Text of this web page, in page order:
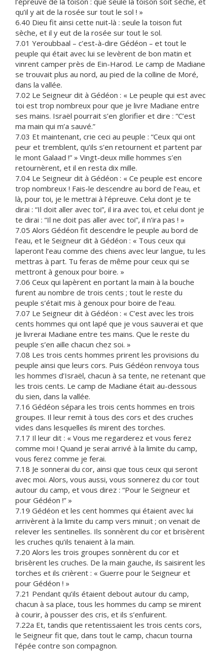
qu’il y ait de la rosée sur tout le sol ! »
6.40 Dieu fit ainsi cette nuit-là : seule la toison fut
sèche, et il y eut de la rosée sur tout le sol.
7.01 Yeroubbaal – c’est-à-dire Gédéon – et tout le
peuple qui était avec lui se levèrent de bon matin et
vinrent camper près de Ein-Harod. Le camp de Madiane
se trouvait plus au nord, au pied de la colline de Moré,
dans la vallée.
7.02 Le Seigneur dit à Gédéon : « Le peuple qui est avec
toi est trop nombreux pour que je livre Madiane entre
ses mains. Israël pourrait s’en glorifier et dire : “C’est
ma main qui m’a sauvé.”
7.03 Et maintenant, crie ceci au peuple : “Ceux qui ont
peur et tremblent, qu’ils s’en retournent et partent par
le mont Galaad !” » Vingt-deux mille hommes s’en
retournèrent, et il en resta dix mille.
7.04 Le Seigneur dit à Gédéon : « Ce peuple est encore
trop nombreux ! Fais-le descendre au bord de l’eau, et
là, pour toi, je le mettrai à l’épreuve. Celui dont je te
dirai : “Il doit aller avec toi”, il ira avec toi, et celui dont je
te dirai : “Il ne doit pas aller avec toi”, il n’ira pas ! »
7.05 Alors Gédéon fit descendre le peuple au bord de
l’eau, et le Seigneur dit à Gédéon : « Tous ceux qui
laperont l’eau comme des chiens avec leur langue, tu les
mettras à part. Tu feras de même pour ceux qui se
mettront à genoux pour boire. »
7.06 Ceux qui lapèrent en portant la main à la bouche
furent au nombre de trois cents ; tout le reste du
peuple s’était mis à genoux pour boire de l’eau.
7.07 Le Seigneur dit à Gédéon : « C’est avec les trois
cents hommes qui ont lapé que je vous sauverai et que
je livrerai Madiane entre tes mains. Que le reste du
peuple s’en aille chacun chez soi. »
7.08 Les trois cents hommes prirent les provisions du
peuple ainsi que leurs cors. Puis Gédéon renvoya tous
les hommes d’Israël, chacun à sa tente, ne retenant que
les trois cents. Le camp de Madiane était au-dessous
du sien, dans la vallée.
7.16 Gédéon sépara les trois cents hommes en trois
groupes. Il leur remit à tous des cors et des cruches
vides dans lesquelles ils mirent des torches.
7.17 Il leur dit : « Vous me regarderez et vous ferez
comme moi ! Quand je serai arrivé à la limite du camp,
vous ferez comme je ferai.
7.18 Je sonnerai du cor, ainsi que tous ceux qui seront
avec moi. Alors, vous aussi, vous sonnerez du cor tout
autour du camp, et vous direz : “Pour le Seigneur et
pour Gédéon !” »
7.19 Gédéon et les cent hommes qui étaient avec lui
arrivèrent à la limite du camp vers minuit ; on venait de
relever les sentinelles. Ils sonnèrent du cor et brisèrent
les cruches qu’ils tenaient à la main.
7.20 Alors les trois groupes sonnèrent du cor et
brisèrent les cruches. De la main gauche, ils saisirent les
torches et ils crièrent : « Guerre pour le Seigneur et
pour Gédéon ! »
7.21 Pendant qu’ils étaient debout autour du camp,
chacun à sa place, tous les hommes du camp se mirent
à courir, à pousser des cris, et ils s’enfuirent.
7.22a Et, tandis que retentissaient les trois cents cors,
le Seigneur fit que, dans tout le camp, chacun tourna
l’épée contre son compagnon.